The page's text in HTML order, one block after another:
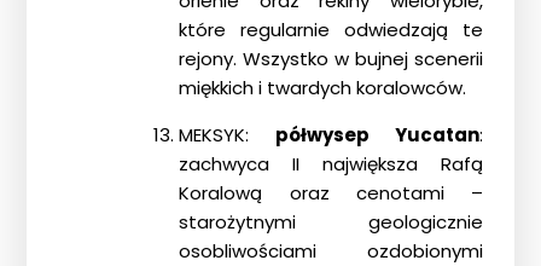
które regularnie odwiedzają te
rejony. Wszystko w bujnej scenerii
miękkich i twardych koralowców.
MEKSYK: półwysep Yucatan:
zachwyca II największa Rafą
Koralową oraz cenotami –
starożytnymi geologicznie
osobliwościami ozdobionymi